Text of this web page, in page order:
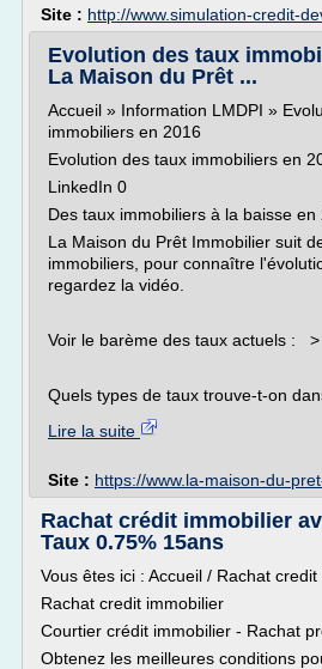
Site : http://www.simulation-credit-
Evolution des taux
La Maison du Prêt ...
Accueil » Information LMDPI »
immobiliers en 2016
Evolution des taux immobiliers en
LinkedIn 0
Des taux immobiliers à la baisse en
La Maison du Prêt Immobilier suit
immobiliers, pour connaître
regardez la vidéo.
Voir le barème des taux actuels :
Quels types de taux trouve-t-on
Lire la suite
Site : https://www.la-maison-du-
Rachat crédit immobilier
Taux 0.75% 15ans
Vous êtes ici : Accueil / Rachat
Rachat credit immobilier
Courtier crédit immobilier - Rachat
Obtenez les meilleures conditions